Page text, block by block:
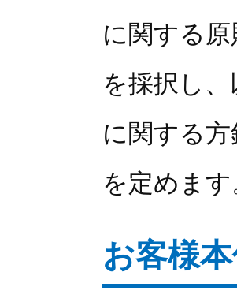
に関する
を採択し
に関する
を定めます
お客様